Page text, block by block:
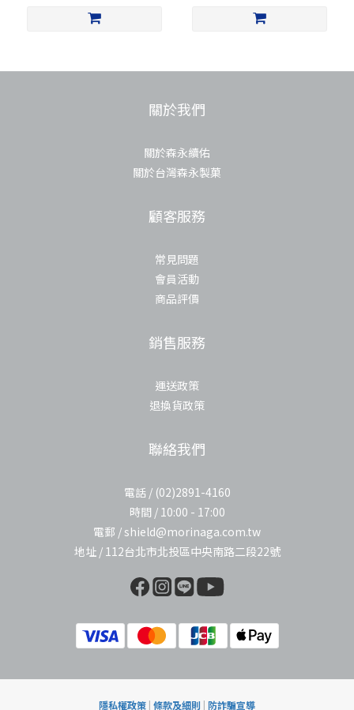
關於我們
關於森永續佑
關於台灣森永製菓
顧客服務
常見問題
會員活動
商品評價
銷售服務
運送政策
退換貨政策
聯絡我們
電話 / (02)2891-4160
時間 / 10:00 - 17:00
電郵 / shield@morinaga.com.tw
地址 / 112台北市北投區中央南路二段22號
隱私權政策 | 條款及細則 | 防詐騙宣導